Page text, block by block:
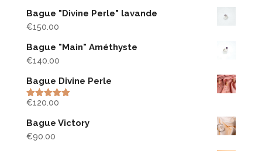
Bague "Divine Perle" lavande
€150.00
Bague "Main" Améthyste
€140.00
Bague Divine Perle
Rated5.00
€120.00
Bague Victory
€90.00